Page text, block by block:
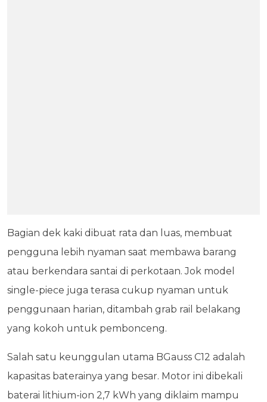
Bagian dek kaki dibuat rata dan luas, membuat
pengguna lebih nyaman saat membawa barang
atau berkendara santai di perkotaan. Jok model
single-piece juga terasa cukup nyaman untuk
penggunaan harian, ditambah grab rail belakang
yang kokoh untuk pembonceng.
Salah satu keunggulan utama BGauss C12 adalah
kapasitas baterainya yang besar. Motor ini dibekali
baterai lithium-ion 2,7 kWh yang diklaim mampu